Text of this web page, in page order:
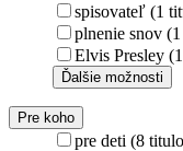
spisovateľ (1
plnenie snov
Elvis Presley
Ďalšie možnosti
Pre koho
pre deti (8